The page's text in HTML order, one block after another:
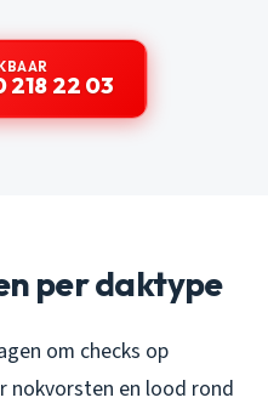
218 22 03
per daktype
om checks op
nokvorsten en lood rond